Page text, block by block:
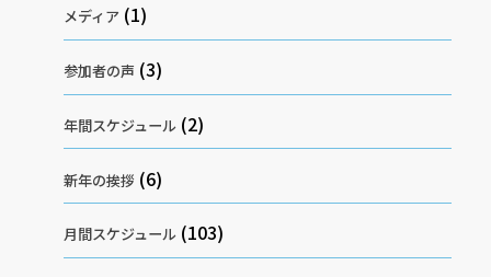
メディア (1)
参加者の声 (3)
年間スケジュール (2)
新年の挨拶 (6)
月間スケジュール (103)